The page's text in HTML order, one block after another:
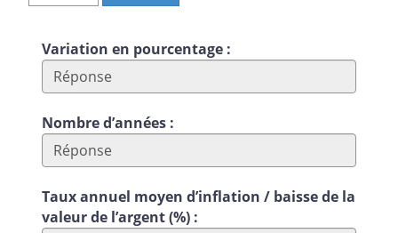
Variation en pourcentage :
Nombre d’années :
Taux annuel moyen d’inflation / baisse de la
valeur de l’argent (%) :